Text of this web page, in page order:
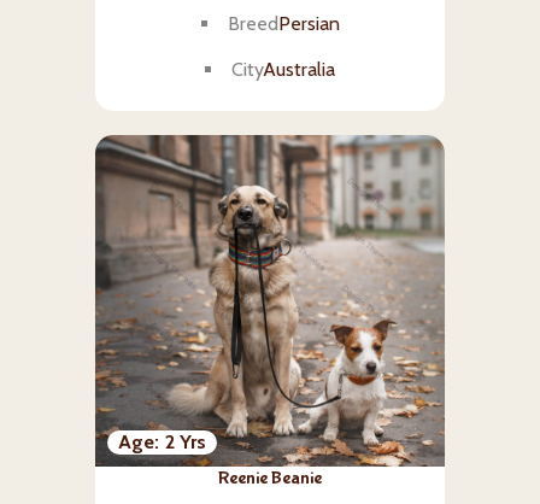
BreedPersian
CityAustralia
Age 2 Yrs
Reenie Beanie